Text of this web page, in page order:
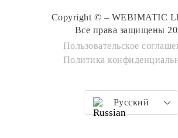
Copyright © – WEBIMATIC
Все права защищены
Пользовательское
Политика
Русский